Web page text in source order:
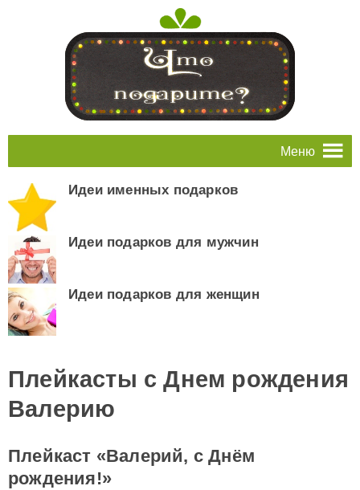
Меню
Идеи именных подарков
Идеи подарков для мужчин
Идеи подарков для женщин
Плейкасты с Днем рождения
Валерию
Плейкаст «Валерий, с Днём
рождения!»